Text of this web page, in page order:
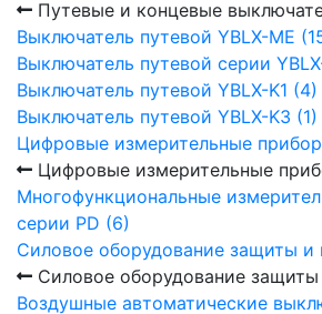
Путевые и концевые
Выключатель путевой YBLX-ME
Выключатель путевой серии
Выключатель путевой YBLX-K1 (4)
Выключатель путевой YBLX-K3 (1)
Цифровые измерительные
Цифровые измерительные
Многофункциональные
серии PD (6)
Силовое оборудование защиты
Силовое оборудование
Воздушные автоматические